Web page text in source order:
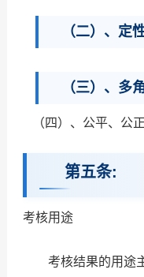
（二）、定
（三）、多角
（四）、公平、公正
第五条:
考核用途
考核结果的用途